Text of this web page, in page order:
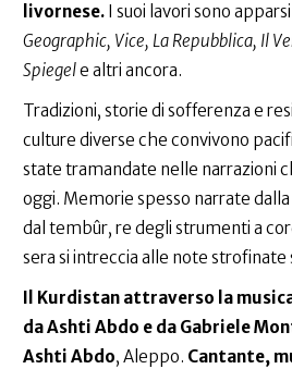
livornese. I suoi lavori sono apparsi
Geographic, Vice, La Repubblica, Il
Spiegele altri ancora.
Tradizioni, storie di sofferenza e
culture diverse che convivono
state tramandate nelle narrazioni
oggi. Memorie spesso narrate
dal tembûr, re degli strumenti a
sera si intreccia alle note strofinate
Il Kurdistan attraverso la
da Ashti Abdo e da Gabriele
Ashti Abdo, Aleppo. Cantante,